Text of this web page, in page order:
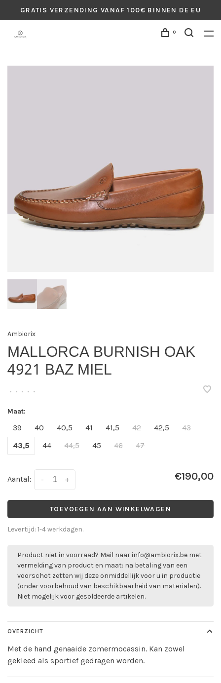
GRATIS VERZENDING VANAF 100€ BINNEN DE EU
0
Ambiorix
MALLORCA BURNISH OAK
4921 BAZ MIEL
• • • • •
Maat:
39 40 40,5 41 41,5 42 42,5
43
43,5
44 44,5 45 46 47
Aantal: +
- €190,00
TOEVOEGEN AAN WINKELWAGEN
Levertijd: 1-4 werkdagen.
Product niet in voorraad? Mail naarinfo@ambiorix.be met
vermelding van product en maat: na betaling van een
voorschot zetten wij deze onmiddellijk voor u in productie
(onder voorbehoud van beschikbaarheid van materialen).
Niet mogelijk voor gesoldeerde artikelen.
OVERZICHT
Met de hand genaaide zomermocassin. Kan zowel
gekleed als sportief gedragen worden.